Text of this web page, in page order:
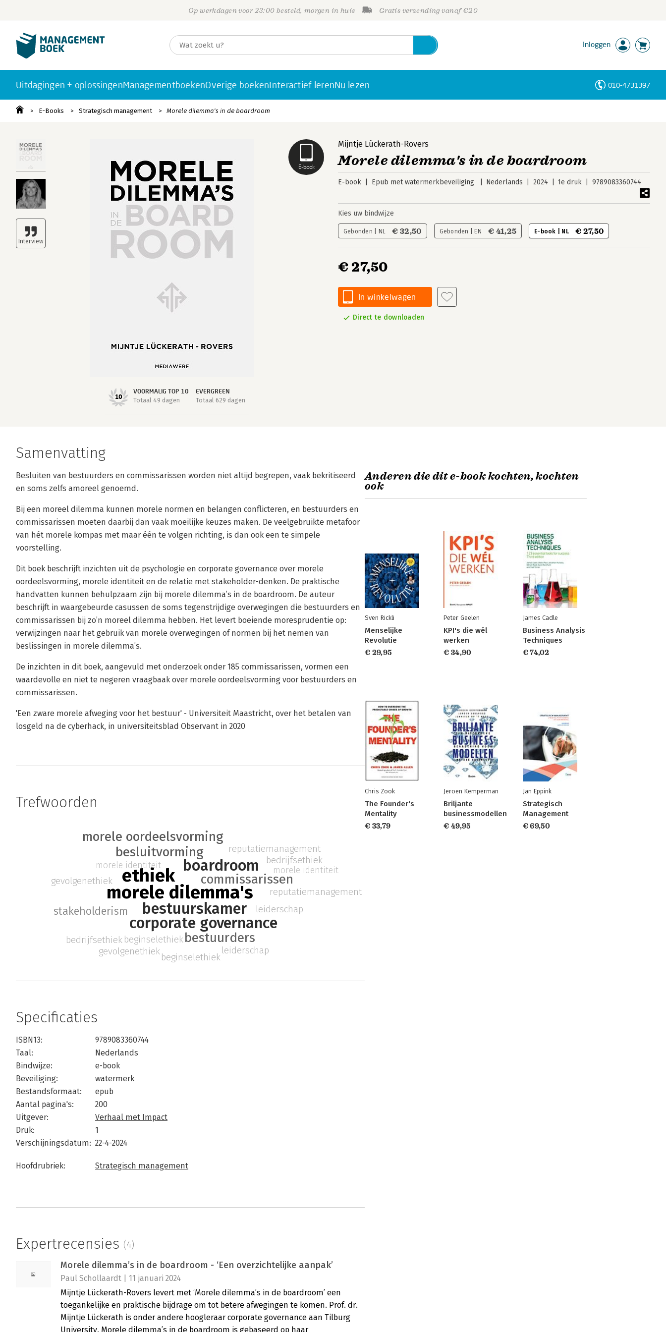
Op werkdagen voor 23:00 besteld, morgen in huis Gratis verzending vanaf €20
Inloggen
Uitdagingen + oplossingenManagementboekenOverige boekenInteractief lerenNu lezen 010-4731397
E-Books Strategisch management Morele dilemma's in de boardroom
E-book
10
VOORMALIG TOP 10
Totaal 49 dagen
EVERGREEN
Totaal 629 dagen
Mijntje Lückerath-Rovers
Morele dilemma's in de boardroom
E-book Epub met watermerkbeveiliging Nederlands 2024 1e druk 9789083360744
Kies uw bindwijze
Gebonden | NL € 32,50 Gebonden | EN € 41,25 E-book | NL € 27,50
€ 27,50
In winkelwagen
Direct te downloaden
Samenvatting
Besluiten van bestuurders en commissarissen worden niet altijd begrepen, vaak bekritiseerd
en soms zelfs amoreel genoemd.
Bij een moreel dilemma kunnen morele normen en belangen conflicteren, en bestuurders en
commissarissen moeten daarbij dan vaak moeilijke keuzes maken. De veelgebruikte metafoor
van hét morele kompas met maar één te volgen richting, is dan ook een te simpele
voorstelling.
Dit boek beschrijft inzichten uit de psychologie en corporate governance over morele
oordeelsvorming, morele identiteit en de relatie met stakeholder-denken. De praktische
handvatten kunnen behulpzaam zijn bij morele dilemma’s in de boardroom. De auteur
beschrijft in waargebeurde casussen de soms tegenstrijdige overwegingen die bestuurders en
commissarissen bij zo’n moreel dilemma hebben. Het levert boeiende moresprudentie op:
verwijzingen naar het gebruik van morele overwegingen of normen bij het nemen van
beslissingen in morele dilemma’s.
De inzichten in dit boek, aangevuld met onderzoek onder 185 commissarissen, vormen een
waardevolle en niet te negeren vraagbaak over morele oordeelsvorming voor bestuurders en
commissarissen.
'Een zware morele afweging voor het bestuur' - Universiteit Maastricht, over het betalen van
losgeld na de cyberhack, in universiteitsblad Observant in 2020
Trefwoorden
morele dilemma's
ethiek
bestuurskamer
corporate governance
boardroom
besluitvorming
commissarissen
bestuurders
morele oordeelsvorming
stakeholderism
reputatiemanagement
leiderschap
beginselethiek
gevolgenethiek
morele identiteit bedrijfsethiek
reputatiemanagement
leiderschap
beginselethiek
gevolgenethiek
morele identiteit
bedrijfsethiek
Specificaties
ISBN13:
9789083360744
Taal:
Nederlands
Bindwijze:
e-book
Beveiliging:
watermerk
Bestandsformaat:
epub
Aantal pagina's:
200
Uitgever:
Verhaal met Impact
Druk:
1
Verschijningsdatum: 22-4-2024
Hoofdrubriek: Strategisch management
Expertrecensies (4)
Morele dilemma’s in de boardroom - ‘Een overzichtelijke aanpak’
Paul Schollaardt | 11 januari 2024
Mijntje Lückerath-Rovers levert met ‘Morele dilemma’s in de boardroom’ een
toegankelijke en praktische bijdrage om tot betere afwegingen te komen. Prof. dr.
Mijntje Lückerath is onder andere hoogleraar corporate governance aan Tilburg
University. Morele dilemma’s in de boardroom is gebaseerd op haar
Anderen die dit e-book kochten, kochten
ook
Sven Rickli
Menselijke
Revolutie
€ 29,95
Peter Geelen
KPI's die wél
werken
€ 34,90
James Cadle
Business Analysis
Techniques
€ 74,02
Chris Zook
The Founder's
Mentality
€ 33,79
Jeroen Kemperman
Briljante
businessmodellen
€ 49,95
Jan Eppink
Strategisch
Management
€ 69,50
Personen